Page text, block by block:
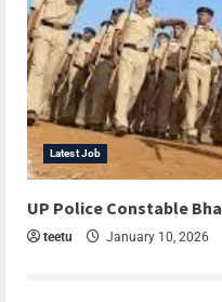
Latest Job
UP Police Constable
teetu January 10, 2026